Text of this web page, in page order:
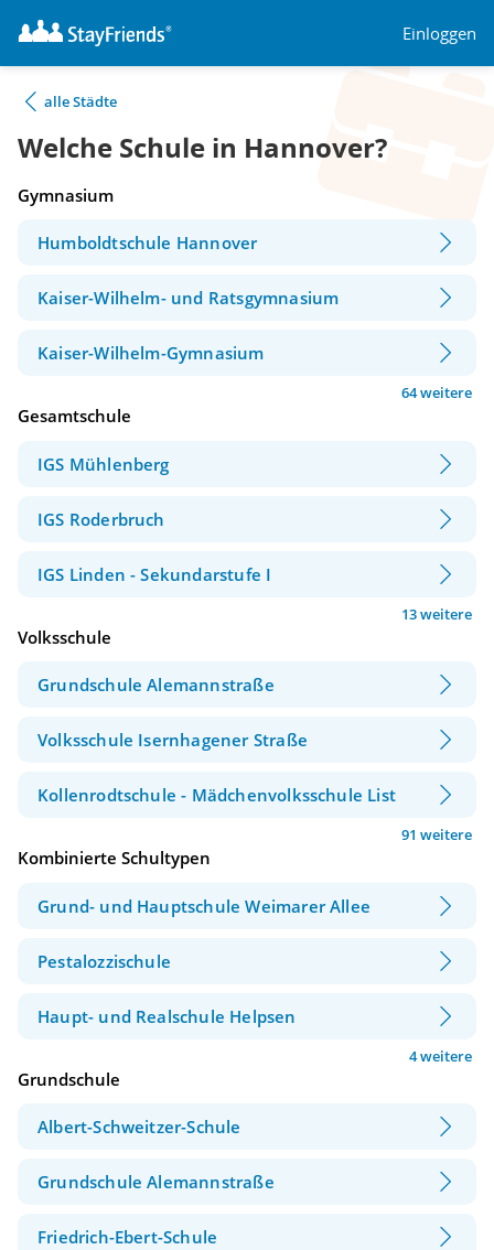
Einloggen
alle Städte
Welche Schule in Hannover?
Gymnasium
Humboldtschule Hannover
Kaiser-Wilhelm- und Ratsgymnasium
Kaiser-Wilhelm-Gymnasium
64 weitere
Gesamtschule
IGS Mühlenberg
IGS Roderbruch
IGS Linden - Sekundarstufe I
13 weitere
Volksschule
Grundschule Alemannstraße
Volksschule Isernhagener Straße
Kollenrodtschule - Mädchenvolksschule List
91 weitere
Kombinierte Schultypen
Grund- und Hauptschule Weimarer Allee
Pestalozzischule
Haupt- und Realschule Helpsen
4 weitere
Grundschule
Albert-Schweitzer-Schule
Grundschule Alemannstraße
Friedrich-Ebert-Schule